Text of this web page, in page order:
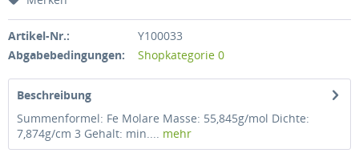
Artikel-Nr.:
Y100033
Abgabebedingungen:
Shopkategorie 0
Beschreibung
Summenformel: Fe Molare Masse: 55,845g/mol Dichte:
7,874g/cm 3 Gehalt: min.... mehr